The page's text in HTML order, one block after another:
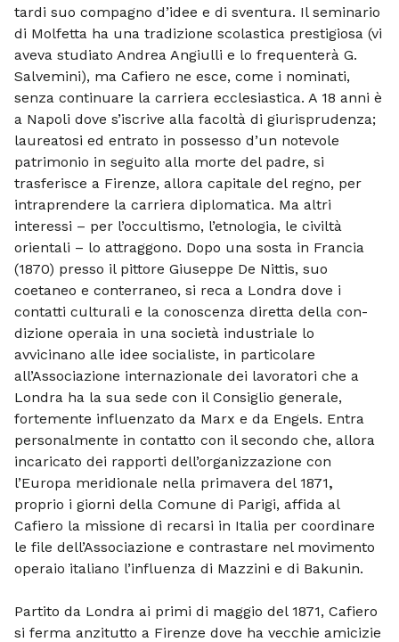
tardi suo compagno d’idee e di sventura. Il seminario
di Molfetta ha una tradizione scolastica prestigiosa (vi
aveva studiato Andrea Angiulli e lo frequenterà G.
Salvemini), ma Cafiero ne esce, come i nominati,
senza continuare la carriera ecclesiastica. A 18 anni è
a Napoli dove s’iscrive alla facoltà di giurisprudenza;
laureatosi ed entrato in possesso d’un notevole
patrimonio in seguito alla morte del padre, si
trasferisce a Firenze, allora capitale del regno, per
intraprendere la carriera diplomatica. Ma altri
interessi – per l’occultismo, l’etnologia, le civiltà
orientali – lo attraggono. Dopo una sosta in Francia
(1870) presso il pittore Giuseppe De Nittis, suo
coetaneo e con­terraneo, si reca a Londra dove i
contatti culturali e la conoscenza diretta della con­
dizione operaia in una società industriale lo
avvicinano alle idee socialiste, in parti­colare
all’Associazione internazionale dei lavoratori che a
Londra ha la sua sede con il Consiglio generale,
fortemente in­fluenzato da Marx e da Engels. Entra
per­sonalmente in contatto con il secondo che, allora
incaricato dei rapporti dell’orga­nizzazione con
l’Europa meridionale nella primavera del 1871,
proprio i giorni della Comune di Parigi, affida al
Cafiero la missione di recarsi in Italia per coordinare
le file dell’Asso­ciazione e contrastare nel movimento
ope­raio italiano l’influenza di Mazzini e di Bakunin.
Partito da Londra ai primi di maggio del 1871, Cafiero
si ferma anzitutto a Fi­renze dove ha vecchie amicizie